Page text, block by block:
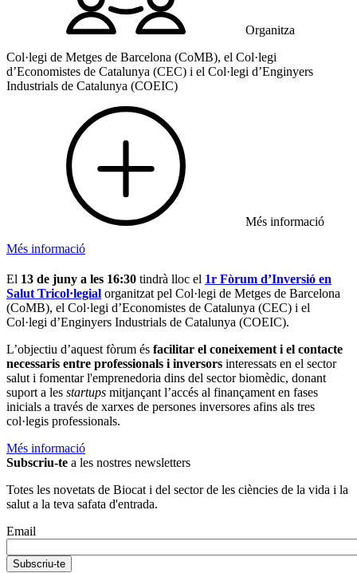
Organitza
Col·legi de Metges de Barcelona (CoMB), el Col·legi
d’Economistes de Catalunya (CEC) i el Col·legi d’Enginyers
Industrials de Catalunya (COEIC)
Més informació
Més informació
El 13 de juny a les 16:30 tindrà lloc el 1r Fòrum d’Inversió en
Salut Tricol·legial organitzat pel Col·legi de Metges de Barcelona
(CoMB), el Col·legi d’Economistes de Catalunya (CEC) i el
Col·legi d’Enginyers Industrials de Catalunya (COEIC).
L’objectiu d’aquest fòrum és facilitar el coneixement i el contacte
necessaris entre professionals i inversors interessats en el sector
salut i fomentar l'emprenedoria dins del sector biomèdic, donant
suport a les startups mitjançant l’accés al finançament en fases
inicials a través de xarxes de persones inversores afins als tres
col·legis professionals.
Més informació
Subscriu-te a les nostres newsletters
Totes les novetats de Biocat i del sector de les ciències de la vida i la
salut a la teva safata d'entrada.
Email